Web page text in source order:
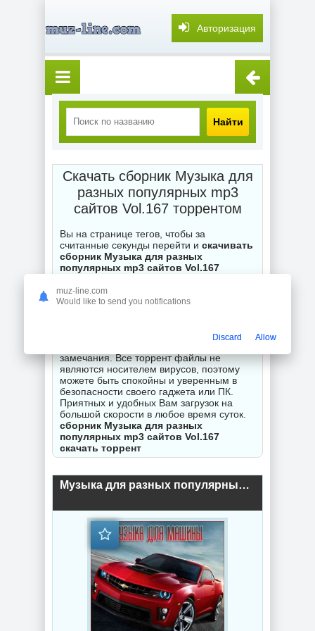
Авторизация
Найти
Скачать сборник Музыка для
разных популярных mp3
сайтов Vol.167 торрентом
Вы на странице тегов, чтобы за
считанные секунды перейти и скачивать
сборник Музыка для разных
популярных mp3 сайтов Vol.167
нашем торренте muz-line.com. Каждый
.torrent файл на сайте ожидает ваших
замечания. Все торрент файлы не
являются носителем вирусов, поэтому
можете быть спокойны и уверенным в
безопасности своего гаджета или ПК.
Приятных и удобных Вам загрузок на
большой скорости в любое время суток.
сборник Музыка для разных
популярных mp3 сайтов Vol.167
скачать торрент
Музыка для разных популярных mp3 сайтов Vol.167 (2025) торрент
muz-line.com
Would like to send you notifications
Discard Allow